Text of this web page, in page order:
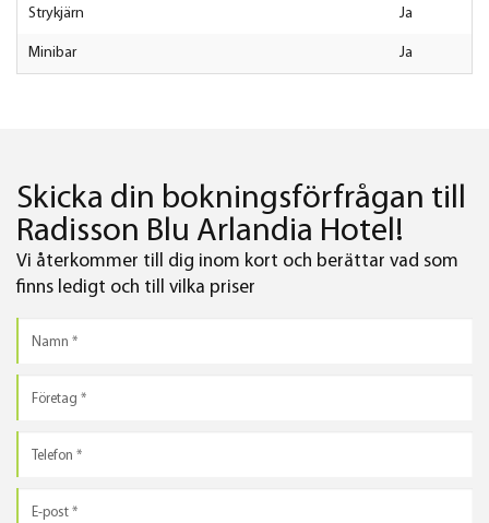
Strykjärn ja
Minibar ja
Skicka din bokningsförfrågan till
Radisson Blu Arlandia Hotel!
Vi återkommer till dig inom kort och berättar vad som
finns ledigt och till vilka priser